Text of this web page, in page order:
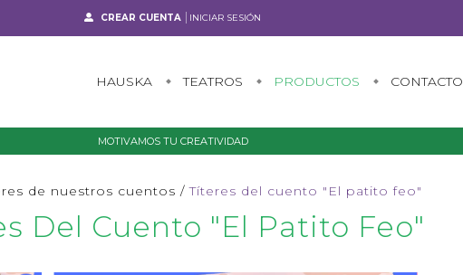
CREAR CUENTA INICIAR SESIÓN
HAUSKA TEATROS PRODUCTOS CONTACTO
MOTIVAMOS TU CREATIVIDAD
de nuestros cuentos / Títeres del cuento "El patito feo"
Del Cuento "El Patito Feo"